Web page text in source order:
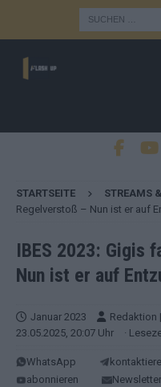
STARTSEITE STREAMS
Regelverstoß – Nun ist er auf
IBES 2023: Gigis
Nun ist er auf
Januar 2023 Redaktion
23.05.2025, 20:07 Uhr
·
WhatsApp
abonnieren